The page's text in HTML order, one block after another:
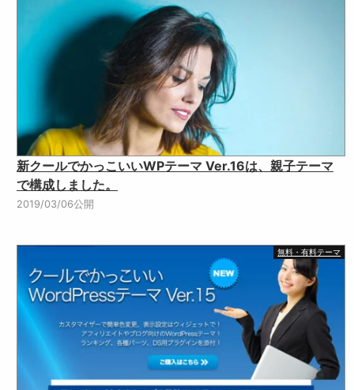
新クールでかっこいいWPテーマ Ver.16は、親子テーマ
で構成しました。
2019/03/06公開
無料・有料テーマ